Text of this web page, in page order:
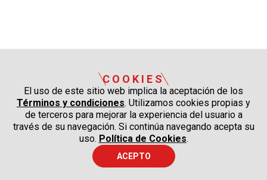
COOKIES
El uso de este sitio web implica la aceptación de los
Términos y condiciones. Utilizamos cookies propias y
de terceros para mejorar la experiencia del usuario a
través de su navegación. Si continúa navegando acepta su
uso. Política de Cookies.
ACEPTO